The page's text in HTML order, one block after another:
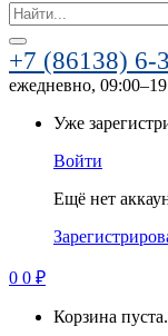
Search
for:
+7 (86138) 6-
ежедневно,
Уже
Войти
Ещё нет
0 0 ₽
Корзина пуста.